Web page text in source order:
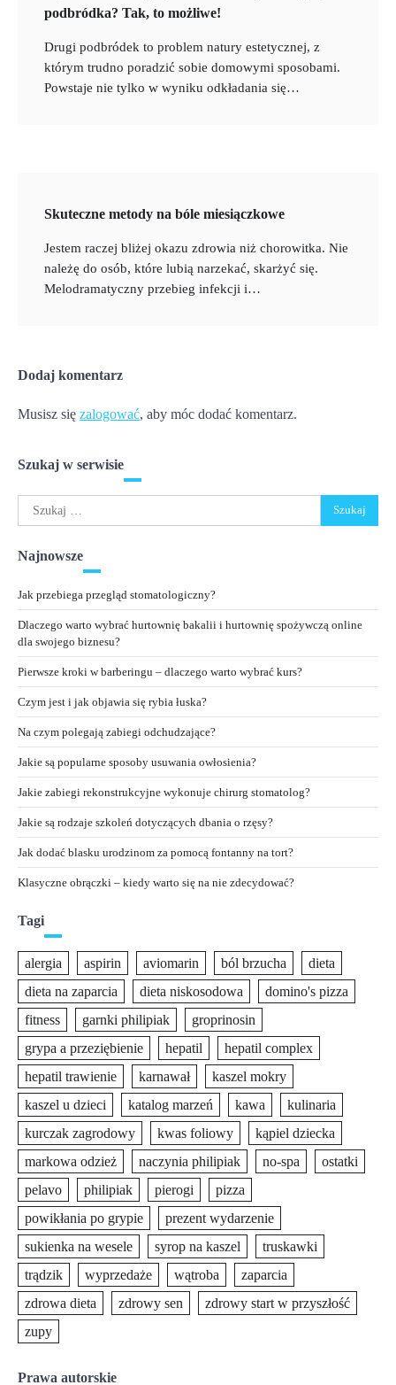
podbródka? Tak, to możliwe!
Drugi podbródek to problem natury estetycznej, z
którym trudno poradzić sobie domowymi sposobami.
Powstaje nie tylko w wyniku odkładania się…
Skuteczne metody na bóle miesiączkowe
Jestem raczej bliżej okazu zdrowia niż chorowitka. Nie
należę do osób, które lubią narzekać, skarżyć się.
Melodramatyczny przebieg infekcji i…
Dodaj komentarz
Musisz się zalogować, aby móc dodać komentarz.
Szukaj w serwisie
Szukaj:
Najnowsze
Jak przebiega przegląd stomatologiczny?
Dlaczego warto wybrać hurtownię bakalii i hurtownię spożywczą online
dla swojego biznesu?
Pierwsze kroki w barberingu – dlaczego warto wybrać kurs?
Czym jest i jak objawia się rybia łuska?
Na czym polegają zabiegi odchudzające?
Jakie są popularne sposoby usuwania owłosienia?
Jakie zabiegi rekonstrukcyjne wykonuje chirurg stomatolog?
Jakie są rodzaje szkoleń dotyczących dbania o rzęsy?
Jak dodać blasku urodzinom za pomocą fontanny na tort?
Klasyczne obrączki – kiedy warto się na nie zdecydować?
Tagi
alergia aspirin aviomarin ból brzucha
dieta
dieta na zaparcia
dieta niskosodowa
domino's pizza
fitness
garnki philipiak
groprinosin
grypa a przeziębienie
hepatil
hepatil complex
hepatil trawienie
karnawał
kaszel mokry
kaszel u dzieci
katalog marzeń kawa
kulinaria
kurczak zagrodowy
kwas foliowy
kąpiel dziecka
markowa odzież
naczynia philipiak no-spa
ostatki
pelavo
philipiak pierogi
pizza
powikłania po grypie
prezent wydarzenie
sukienka na wesele
syrop na kaszel
truskawki
trądzik
wyprzedaże wątroba
zaparcia
zdrowa dieta
zdrowy sen
zdrowy start w przyszłość
zupy
Prawa autorskie